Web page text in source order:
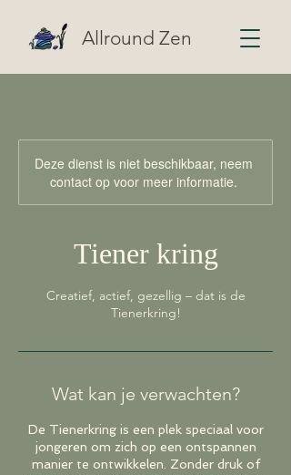
Allround Zen
Deze dienst is niet beschikbaar, neem
contact op voor meer informatie.
Tiener kring
Creatief, actief, gezellig – dat is de
Tienerkring!
Wat kan je verwachten?
De Tienerkring is een plek speciaal voor
jongeren om zich op een ontspannen
manier te ontwikkelen. Zonder druk of